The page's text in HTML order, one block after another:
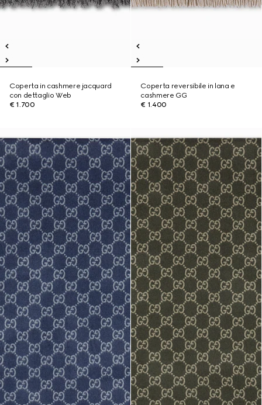
Coperta in cashmere jacquard
con dettaglio Web
€ 1.700
Coperta reversibile in lana e
cashmere GG
€ 1.400